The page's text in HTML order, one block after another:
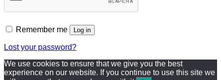
Remember me Log in
Lost your password?
We use cookies to ensure that we give you the best
experience on our website. If you continue to use this site we